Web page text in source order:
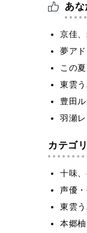
あな
京佳
夢ア
この
東雲
豊田
羽瀬
カテゴ
十味
声優
東雲
本郷